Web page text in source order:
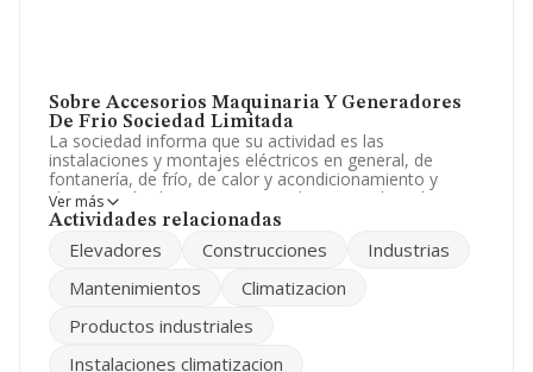
Sobre Accesorios Maquinaria Y Generadores
De Frio Sociedad Limitada
La sociedad informa que su actividad es las
instalaciones y montajes eléctricos en general, de
fontanería, de frío, de calor y acondicionamiento y
climatización de aire; montajes de cocinasde todo tipo y
clases, aparatos elevadores de cualquier tipo y clase;
completas, y en general todo tip. La sociedad está
corresponde a 4664 con código 'Comercio al por mayor
coser y tricotar'. La empresa no tiene actividad en
Ver más
Actividades relacionadas
Elevadores Construcciones
Industrias
Mantenimientos
Climatizacion
Productos industriales
Instalaciones climatizacion